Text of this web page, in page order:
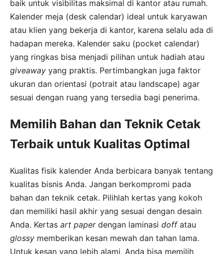
baik untuk visibilitas maksimal di kantor atau rumah.
Kalender meja (desk calendar) ideal untuk karyawan
atau klien yang bekerja di kantor, karena selalu ada di
hadapan mereka. Kalender saku (pocket calendar)
yang ringkas bisa menjadi pilihan untuk hadiah atau
giveaway yang praktis. Pertimbangkan juga faktor
ukuran dan orientasi (potrait atau landscape) agar
sesuai dengan ruang yang tersedia bagi penerima.
Memilih Bahan dan Teknik Cetak
Terbaik untuk Kualitas Optimal
Kualitas fisik kalender Anda berbicara banyak tentang
kualitas bisnis Anda. Jangan berkompromi pada
bahan dan teknik cetak. Pilihlah kertas yang kokoh
dan memiliki hasil akhir yang sesuai dengan desain
Anda. Kertas art paperdengan laminasi doffatau
glossy memberikan kesan mewah dan tahan lama.
Untuk kesan yang lebih alami, Anda bisa memilih